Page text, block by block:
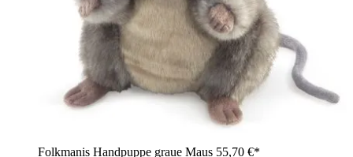
Folkmanis Handpuppe graue Maus 55,70 €*